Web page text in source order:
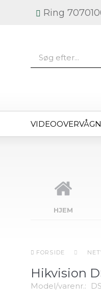
Ring
HJEM
FORSIDE
Hikvision
Model/varenr.: